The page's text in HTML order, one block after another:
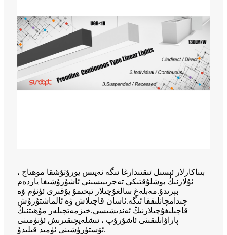
بىناكارلار ئېسىل ئىقتىدارغا ئىگە نەپىس يورۇتۇشقا موھتاج ،
ئۇلارنىڭ بوشلۇقتىكى تەجرىبىسىنى ئاشۇرۇشىغا ياردەم
بېرىدۇ.مەبلەغ سالغۇچىلار تېخىمۇ يۇقىرى ئۈنۈم ۋە
چىدامچانلىققا ئىگە.ئاسان قاچىلاش ۋە ئالماشتۇرۇش
قاچىلىغۇچىلارنىڭ ئەندىشىسى.خىزمەتچىلەر مۇھىتنىڭ
پاراۋانلىقىنى ئاشۇرۇپ ، ئىشلەپچىقىرىش ئۈنۈمىنى
ئۆستۈرۈشىنى ئۈمىد قىلىدۇ.